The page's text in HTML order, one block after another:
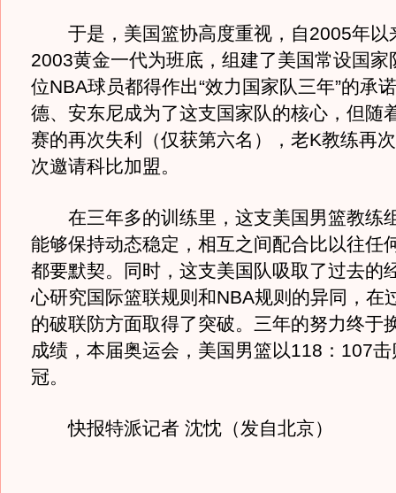
于是，美国篮协高度重视，自2005年以
2003黄金一代为班底，组建了美国常设国家
位NBA球员都得作出“效力国家队三年”的承
德、安东尼成为了这支国家队的核心，但随
赛的再次失利（仅获第六名），老K教练再
次邀请科比加盟。
在三年多的训练里，这支美国男篮教练
能够保持动态稳定，相互之间配合比以往任
都要默契。同时，这支美国队吸取了过去的
心研究国际篮联规则和NBA规则的异同，在
的破联防方面取得了突破。三年的努力终于
成绩，本届奥运会，美国男篮以118：107
冠。
快报特派记者 沈忱（发自北京）